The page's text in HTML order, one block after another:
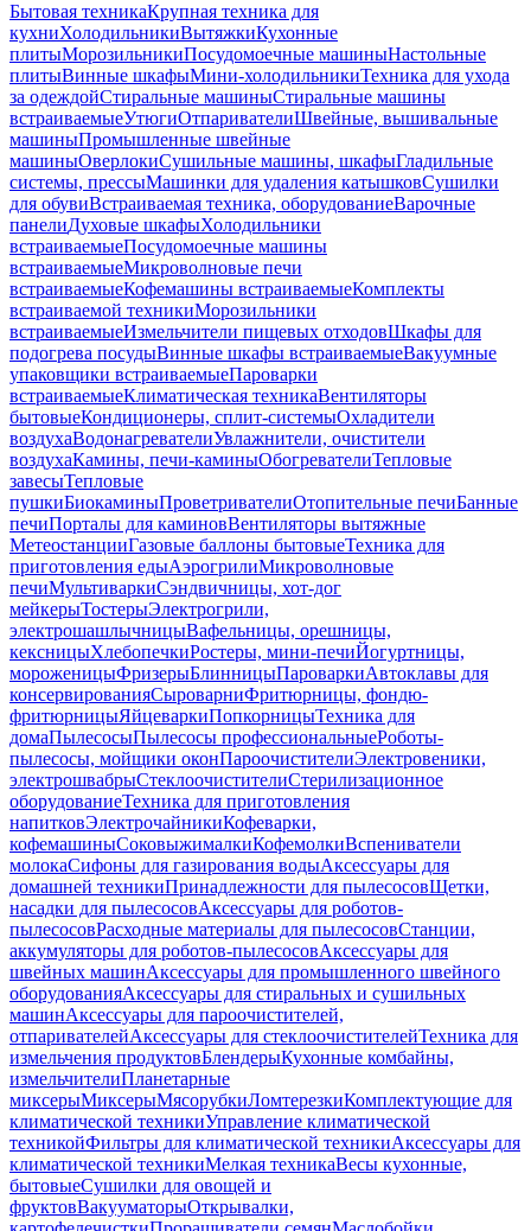
Бытовая техникаКрупная техника для
кухниХолодильникиВытяжкиКухонные
плитыМорозильникиПосудомоечные машиныНастольные
плитыВинные шкафыМини-холодильникиТехника для ухода
за одеждойСтиральные машиныСтиральные машины
встраиваемыеУтюгиОтпаривателиШвейные, вышивальные
машиныПромышленные швейные
машиныОверлокиСушильные машины, шкафыГладильные
системы, прессыМашинки для удаления катышковСушилки
для обувиВстраиваемая техника, оборудованиеВарочные
панелиДуховые шкафыХолодильники
встраиваемыеПосудомоечные машины
встраиваемыеМикроволновые печи
встраиваемыеКофемашины встраиваемыеКомплекты
встраиваемой техникиМорозильники
встраиваемыеИзмельчители пищевых отходовШкафы для
подогрева посудыВинные шкафы встраиваемыеВакуумные
упаковщики встраиваемыеПароварки
встраиваемыеКлиматическая техникаВентиляторы
бытовыеКондиционеры, сплит-системыОхладители
воздухаВодонагревателиУвлажнители, очистители
воздухаКамины, печи-каминыОбогревателиТепловые
завесыТепловые
пушкиБиокаминыПроветривателиОтопительные печиБанные
печиПорталы для каминовВентиляторы вытяжные
МетеостанцииГазовые баллоны бытовыеТехника для
приготовления едыАэрогрилиМикроволновые
печиМультиваркиСэндвичницы, хот-дог
мейкерыТостерыЭлектрогрили,
электрошашлычницыВафельницы, орешницы,
кексницыХлебопечкиРостеры, мини-печиЙогуртницы,
мороженицыФризерыБлинницыПароваркиАвтоклавы для
консервированияСыроварниФритюрницы, фондю-
фритюрницыЯйцеваркиПопкорницыТехника для
домаПылесосыПылесосы профессиональныеРоботы-
пылесосы, мойщики оконПароочистителиЭлектровеники,
электрошвабрыСтеклоочистителиСтерилизационное
оборудованиеТехника для приготовления
напитковЭлектрочайникиКофеварки,
кофемашиныСоковыжималкиКофемолкиВспениватели
молокаСифоны для газирования водыАксессуары для
домашней техникиПринадлежности для пылесосовЩетки,
насадки для пылесосовАксессуары для роботов-
пылесосовРасходные материалы для пылесосовСтанции,
аккумуляторы для роботов-пылесосовАксессуары для
швейных машинАксессуары для промышленного швейного
оборудованияАксессуары для стиральных и сушильных
машинАксессуары для пароочистителей,
отпаривателейАксессуары для стеклоочистителейТехника для
измельчения продуктовБлендерыКухонные комбайны,
измельчителиПланетарные
миксерыМиксерыМясорубкиЛомтерезкиКомплектующие для
климатической техникиУправление климатической
техникойФильтры для климатической техникиАксессуары для
климатической техникиМелкая техникаВесы кухонные,
бытовыеСушилки для овощей и
фруктовВакууматорыОткрывалки,